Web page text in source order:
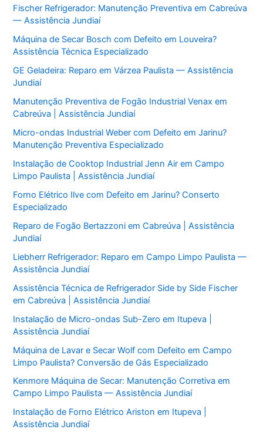
Fischer Refrigerador: Manutenção Preventiva em Cabreúva
— Assistência Jundiaí
Máquina de Secar Bosch com Defeito em Louveira?
Assistência Técnica Especializado
GE Geladeira: Reparo em Várzea Paulista — Assistência
Jundiaí
Manutenção Preventiva de Fogão Industrial Venax em
Cabreúva | Assistência Jundiaí
Micro-ondas Industrial Weber com Defeito em Jarinu?
Manutenção Preventiva Especializado
Instalação de Cooktop Industrial Jenn Air em Campo
Limpo Paulista | Assistência Jundiaí
Forno Elétrico Ilve com Defeito em Jarinu? Conserto
Especializado
Reparo de Fogão Bertazzoni em Cabreúva | Assistência
Jundiaí
Liebherr Refrigerador: Reparo em Campo Limpo Paulista —
Assistência Jundiaí
Assistência Técnica de Refrigerador Side by Side Fischer
em Cabreúva | Assistência Jundiaí
Instalação de Micro-ondas Sub-Zero em Itupeva |
Assistência Jundiaí
Máquina de Lavar e Secar Wolf com Defeito em Campo
Limpo Paulista? Conversão de Gás Especializado
Kenmore Máquina de Secar: Manutenção Corretiva em
Campo Limpo Paulista — Assistência Jundiaí
Instalação de Forno Elétrico Ariston em Itupeva |
Assistência Jundiaí